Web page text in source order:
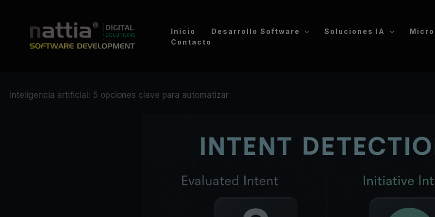
Inicio Desarrollo Software Soluciones IA
Contacto
inteligencia artificial: 5 opciones clave para automatizar